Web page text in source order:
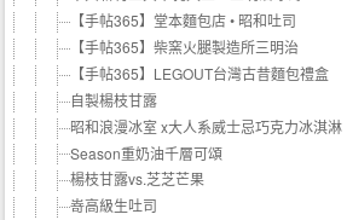
【手帖365】堂本麵包店 • 昭和吐司
【手帖365】柴窯火腿製造所三明治
【手帖365】LEGOUT台灣古昔麵包禮盒
自製楊枝甘露
昭和浪漫冰室 x大人系威士忌巧克力冰淇淋
Season重奶油千層可頌
楊枝甘露vs.芝芝芒果
嵜高級生吐司